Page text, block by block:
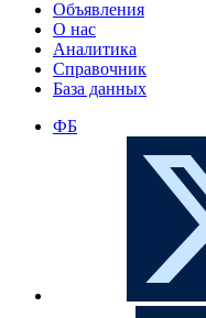
Объявления
О нас
Аналитика
Справочник
База данных
ФБ